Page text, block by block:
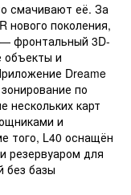
смачивают её. За
нового поколения,
фронтальный 3D-
и
Dreame
по
нескольких карт
и
того, L40 оснащён
резервуаром для
без базы